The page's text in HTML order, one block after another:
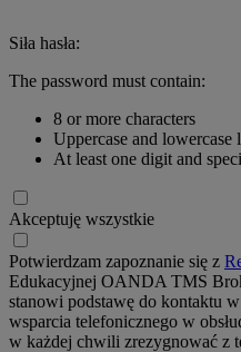
Siła hasła:
The password must contain:
8 or more characters
Uppercase and lowercase
At least one digit and
Akceptuję wszystkie
Potwierdzam zapoznanie się z
Edukacyjnej OANDA TMS
stanowi podstawę do kontaktu
wsparcia telefonicznego w
w każdej chwili zrezygnować z